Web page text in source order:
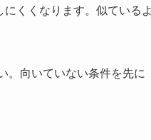
くくなります。似ている
。向いていない条件を先に